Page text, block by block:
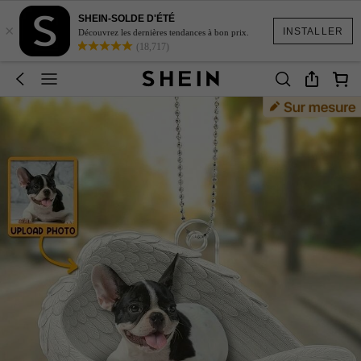
INSTALLER
×
SHEIN-SOLDE D'ÉTÉ
Découvrez les dernières tendances à bon prix.
(18,717)